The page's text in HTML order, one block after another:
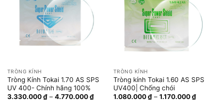
chọn
trên
trang
thể.
chọn
trên
trang
TRÒNG KÍNH
Tròng Kính Tokai 1.70 AS SPS
UV 400- Chính hãng 100%
3.330.000₫ – 4.770.000₫Khoảng
TRÒNG KÍNH
Tròng kính Tokai 1.60 AS SPS
UV400| Chống chói
1.080.000₫ – 1.170.000₫